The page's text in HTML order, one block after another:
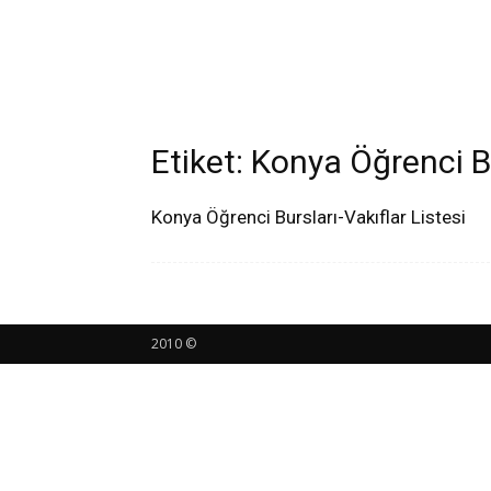
Etiket: Konya Öğrenci
Konya Öğrenci Bursları-Vakıflar Listesi
2010 ©